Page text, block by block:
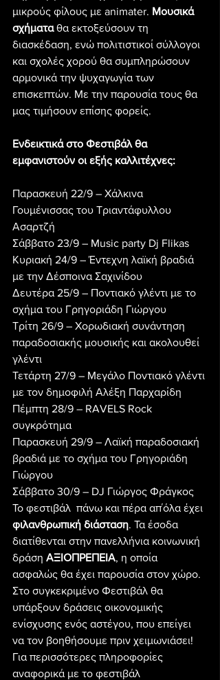
μικρούς φίλους με animater. Μουσικά
σχήματα θα εκτοξεύσουν τη
διασκέδαση, ενώ πολιτιστικοί σύλλογοι
και σχολές χορού θα συμπληρώσουν
αρμονικά την ψυχαγωγία των
επισκεπτών. Με την παρουσία τους θα
μας τιμήσουν επίσης φορείς.
Ενδεικτικά στο Φεστιβάλ θα
εμφανιστούν οι εξής καλλιτέχνες:
Παρασκευή 22/9 – Χάλκινα
Γουμένισσας του Τριαντάφυλλου
Ασαρτζή
Σάββατο 23/9 – Music party Dj Flikas
Κυριακή 24/9 – Έντεχνη λαϊκή βραδιά
με την Δέσποινα Σαχινίδου
Δευτέρα 25/9 – Ποντιακό γλέντι με το
σχήμα του Γρηγοριάδη Γιώργου
Τρίτη 26/9 – Χορωδιακή συνάντηση
παραδοσιακής μουσικής και ακολουθεί
γλέντι
Τετάρτη 27/9 – Μεγάλο Ποντιακό γλέντι
με τον δημοφιλή Αλέξη Παρχαρίδη
Πέμπτη 28/9 – RAVELS Rock
συγκρότημα
Παρασκευή 29/9 – Λαϊκή παραδοσιακή
βραδιά με το σχήμα του Γρηγοριάδη
Γιώργου
Σάββατο 30/9 – DJ Γιώργος Φράγκος
Το φεστιβάλ  πάνω και πέρα απ΄όλα έχει
φιλανθρωπική διάσταση. Τα έσοδα
διατίθενται στην πανελλήνια κοινωνική
δράση ΑΞΙΟΠΡΕΠΕΙΑ, η οποία
ασφαλώς θα έχει παρουσία στον χώρο.
Στο συγκεκριμένο Φεστιβάλ θα
υπάρξουν δράσεις οικονομικής
ενίσχυσης ενός αστέγου, που επείγει
να τον βοηθήσουμε πριν χειμωνιάσει!
Για περισσότερες πληροφορίες
αναφορικά με το φεστιβάλ